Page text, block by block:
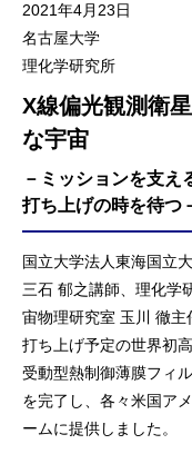
2021年4月23日
名古屋大学
理化学研究所
X線偏光観測衛
な宇宙
－ミッションを支え
打ち上げの時を待つ
国立大学法人東海国立
三石 郁之講師、理化学
宙物理研究室 玉川 徹
打ち上げ予定の世界初
受動型熱制御薄膜フィ
を完了し、各々米国ア
ームに提供しました。